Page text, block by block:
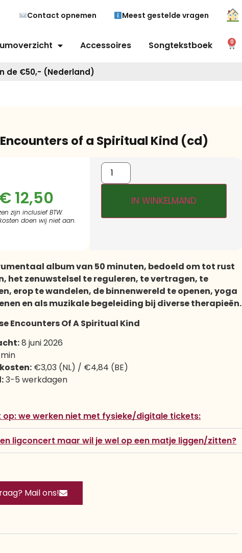
Contact opnemen Meest gestelde vragen
Accessoires Songtekstboek 0
de €50,- (Nederland)
of a Spiritual Kind (cd)
€12,50
zijn inclusief BTW.
doen wij niet aan.
IN WINKELMAND
album van 50 minuten, bedoeld om tot rust
het zenuwstelsel te reguleren, te vertragen, te
erop te wandelen, de binnenwereld te openen, yoga
en als muzikale begeleiding bij diverse therapieën.
Encounters Of A Spiritual Kind
8 juni 2026
€3,03 (NL) / €4,84 (BE)
3-5 werkdagen
op: we werken niet met fysieke/digitale tickets:
ligconcert maar wil je wel op een matje liggen/zitten?
Mail ons!